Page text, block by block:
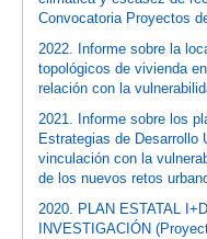
Convocatoria Proyectos
2022. Informe sobre la
topológicos de vivienda
relación con la
2021. Informe sobre los
Estrategias de Desarrollo
vinculación con la
de los nuevos retos
2020. PLAN ESTATAL
INVESTIGACIÓN